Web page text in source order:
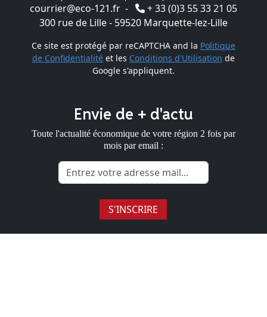
courrier@eco-121.fr -
+ 33 (0)3 55 33 21 05
300 rue de Lille - 59520 Marquette-lez-Lille
Ce site est protégé par reCAPTCHA and la Politique
de Confidentialitéet les Conditions d'Utilisation de
Google s'appliquent.
Envie de + d'actu
Toute l'actualité économique de votre région 2 fois par
mois par email :
S'INSCRIRE